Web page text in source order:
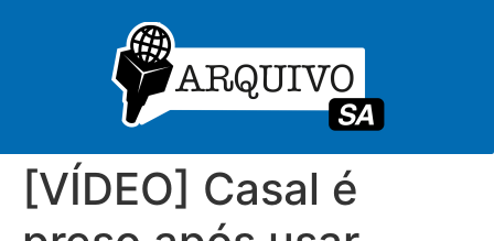
[VÍDEO] Casal é